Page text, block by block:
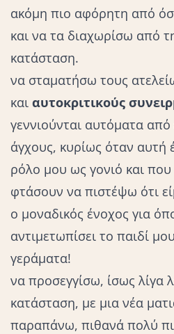
ακόμη πιο αφόρητη από
και να τα διαχωρίσω από
κατάσταση.
να σταματήσω τους
και αυτοκριτικούς
γεννιούνται αυτόματα από
άγχους, κυρίως όταν αυτή
ρόλο μου ως γονιό και
φτάσουν να πιστέψω ότι
ο μοναδικός ένοχος για
αντιμετωπίσει το παιδί
γεράματα!
να προσεγγίσω, ίσως λίγα
κατάσταση, με μια νέα
παραπάνω, πιθανά πολύ